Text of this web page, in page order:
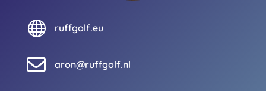
 ruffgolf.eu
 aron@ruffgolf.nl